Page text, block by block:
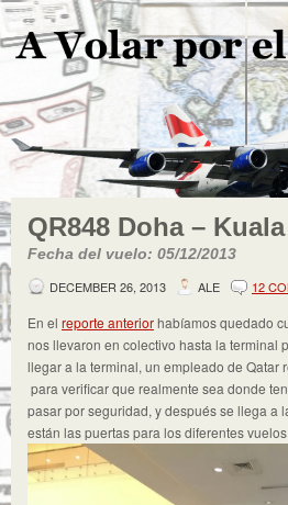
QR848 Doha –
Fecha del vuelo: 05/12/2013
DECEMBER 26, 2013
ALE 12
En el reporte anteriorhabíamos quedado
nos llevaron en colectivo hasta la terminal
llegar a la terminal, un empleado de Qatar
para verificar que realmente sea donde
pasar por seguridad, y después se llega a
están las puertas para los diferentes vuelos.